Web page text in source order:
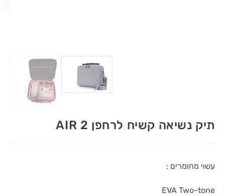
תיק נשיאה קשיח לרחפן AIR 2
עשוי מחומרים :
EVA Two-tone